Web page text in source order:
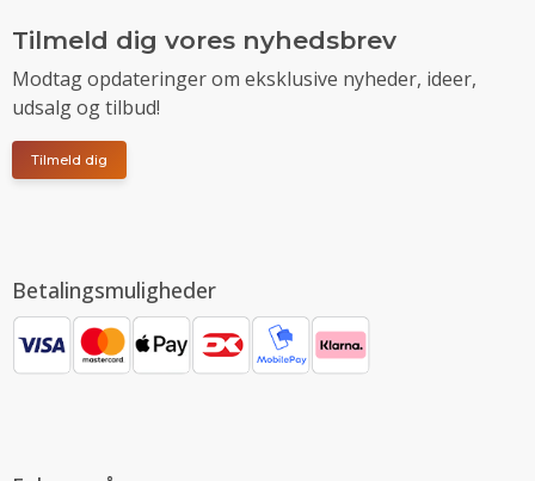
Tilmeld dig vores nyhedsbrev
Modtag opdateringer om eksklusive nyheder, ideer,
udsalg og tilbud!
Tilmeld dig
Betalingsmuligheder